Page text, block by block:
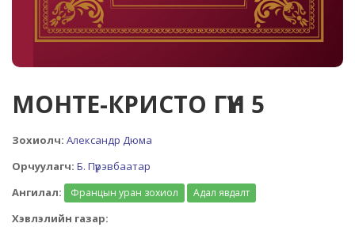
МОНТЕ-КРИСТО ГҮН 5
Зохиолч: Александр Дюма
Орчуулагч: Б. Пүрэвбаатар
Ангилал:
Францын уран зохиол Адал явдалт
Хэвлэлийн газар: